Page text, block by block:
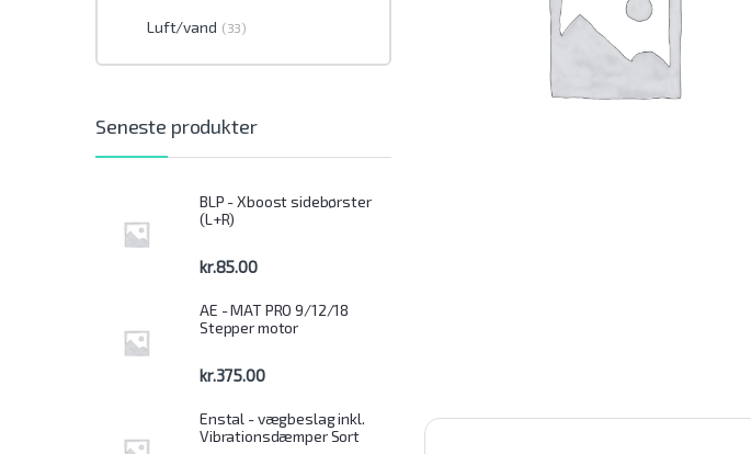
Luft/vand (33)
Seneste produkter
BLP - Xboost sidebørster
(L+R)
kr.85.00
AE - MAT PRO 9/12/18
Stepper motor
kr.375.00
Enstal - vægbeslag inkl.
Vibrationsdæmper Sort